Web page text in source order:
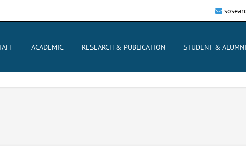
ACADEMIC RESEARCH & PUBLICATION STUDENT & ALUMNI